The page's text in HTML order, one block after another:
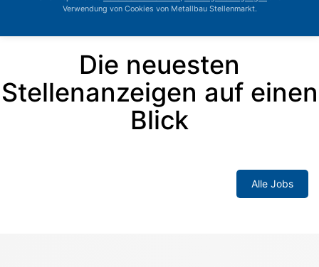
speichern
deine
Emailadresse
Verwendung von Cookies von Metallbau Stellenmarkt.
Die neuesten
Stellenanzeigen auf einen
Blick
Alle Jobs